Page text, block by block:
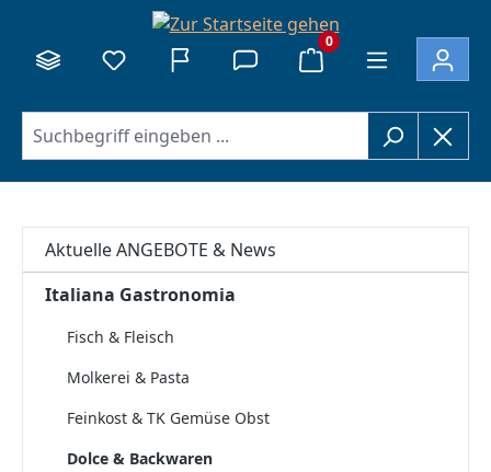
0
Aktuelle ANGEBOTE & News
Italiana Gastronomia
Fisch & Fleisch
Molkerei & Pasta
Feinkost & TK Gemüse Obst
Dolce & Backwaren